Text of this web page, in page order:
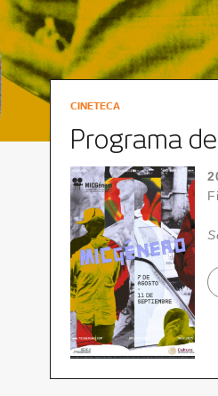
CINETECA
Programa